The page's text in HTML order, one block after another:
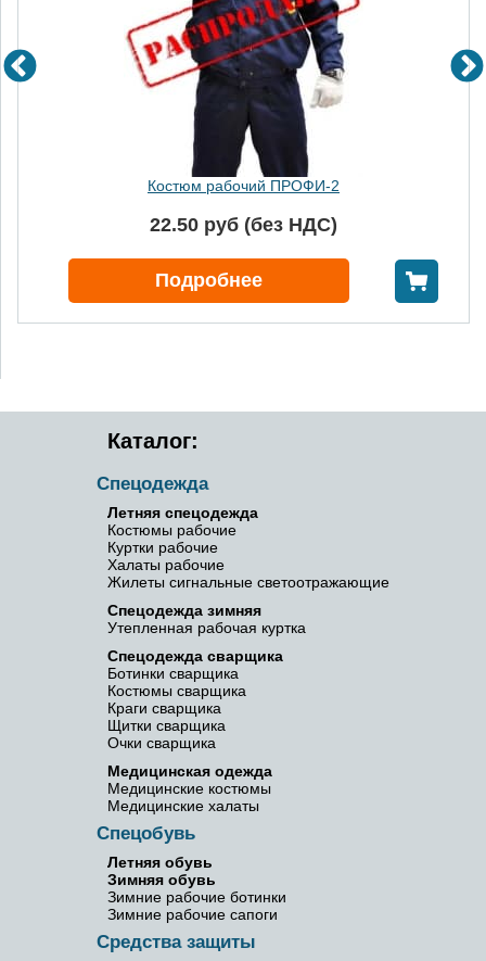
Костюм рабочий ПРОФИ-2
22.50 руб (без НДС)
Подробнее
Каталог:
Спецодежда
Летняя спецодежда
Костюмы рабочие
Куртки рабочие
Халаты рабочие
Жилеты сигнальные светоотражающие
Спецодежда зимняя
Утепленная рабочая куртка
Спецодежда сварщика
Ботинки сварщика
Костюмы сварщика
Краги сварщика
Щитки сварщика
Очки сварщика
Медицинская одежда
Медицинские костюмы
Медицинские халаты
Спецобувь
Летняя обувь
Зимняя обувь
Зимние рабочие ботинки
Зимние рабочие сапоги
Средства защиты